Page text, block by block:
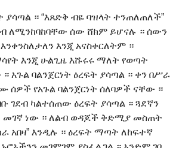
ያሳጣል ። “እጸድቅ ብዬ ባዝላት ተንጠለጠለች”
ለሚንከባከባቸው ሰው ሸክም ይሆናሉ ። ሰውን
እንጂ አናስቀርለትም ።
እንጂ ሁልጊዜ እሹሩሩ ማለት የወጣት
አጉል ባልንጀርነት ዕረፍት ያሳጣል ። ቀን በሥራ
የአጉል ባልንጀርነት ሰለባዎች ናቸው ።
ገደብ ካልተሰጠው ዕረፍት ያሳጣል ። ጓደኛን
ነው ። ለልብ ወዳጆች ቅድሚያ መስጠት
አበዛ” እንዲሉ ። ዕረፍት ማጣት ለከፍተኛ